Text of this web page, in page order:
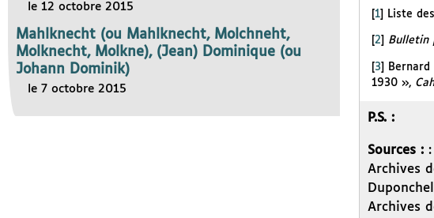
[1] Liste
2 Bulletin
[3]
1930 »,
P.S. :
Sources ::
Archives
Archives
le 12 octobre 2015
Mahlknecht (ou Mahlknecht, Molchneht,
Molknecht, Molkne), (Jean) Dominique (ou
Johann Dominik)
le 7 octobre 2015